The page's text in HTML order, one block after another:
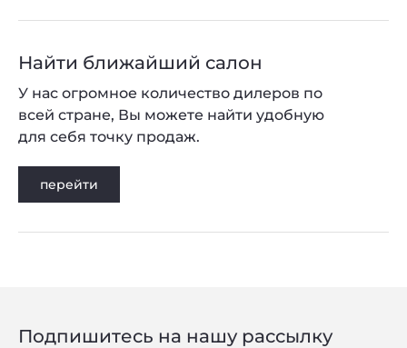
Найти ближайший салон
перейти
У нас огромное количество дилеров по
всей стране, Вы можете найти удобную
для себя точку продаж.
Подпишитесь на нашу рассылку